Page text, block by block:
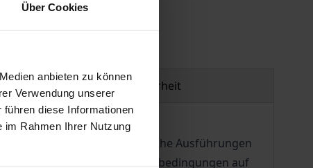
Über Cookies
anbieten zu können
Verwendung unserer
diese Informationen
im Rahmen Ihrer Nutzung
Produktsicherheit
grundsätzliche analytische Ausführungen
zum Einfluß der Rahmenbedingungen auf